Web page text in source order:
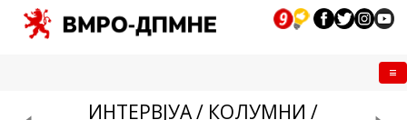
ИНТЕРВЈУА / КОЛУМНИ /